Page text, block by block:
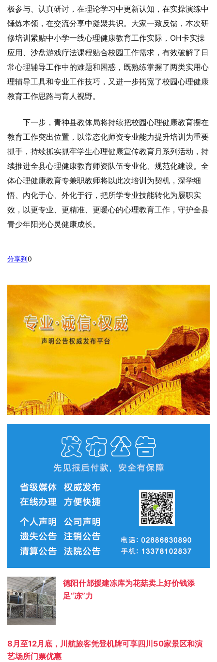
极参与、认真研讨，在理论学习中更新认知，在实操演练中
锤炼本领，在交流分享中凝聚共识。大家一致反馈，本次研
修培训紧贴中小学一线心理健康教育工作实际，OH卡实操
应用、沙盘游戏疗法课程贴合校园工作需求，有效破解了日
常心理辅导工作中的难题和困惑，既熟练掌握了两类实用心
理辅导工具和专业工作技巧，又进一步拓宽了校园心理健康
教育工作思路与育人视野。
下一步，青神县教体局将持续把校园心理健康教育摆在
教育工作突出位置，以常态化师资专业能力提升培训为重要
抓手，持续抓实抓牢学生心理健康宣传教育月系列活动，持
续推进全县心理健康教育师资队伍专业化、规范化建设。全
体心理健康教育专兼职教师将以此次培训为契机，深学细
悟、内化于心、外化于行，把所学专业技能转化为履职实
效，以更专业、更精准、更暖心的心理教育工作，守护全县
青少年阳光心灵健康成长。
分享到0
德阳什邡援建冻库为花菇卖上好价钱添
足“冻”力
8月至12月底，川航旅客凭登机牌可享四川50家景区和演
艺场所门票优惠